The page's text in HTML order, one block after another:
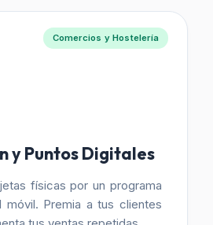
Comercios y Hostelería
y Puntos Digitales
físicas por un programa
Premia a tus clientes